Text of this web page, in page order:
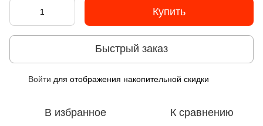
Купить
Быстрый заказ
Войти для отображения накопительной скидки
В избранное К сравнению